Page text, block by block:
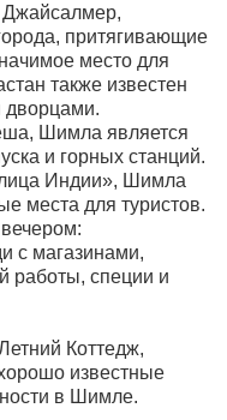
Джайсалмер,
притягивающие
место для
также известен
Шимла является
и горных станций.
Индии», Шимла
места для туристов.
с магазинами,
работы, специи и
Коттедж,
известные
в Шимле.